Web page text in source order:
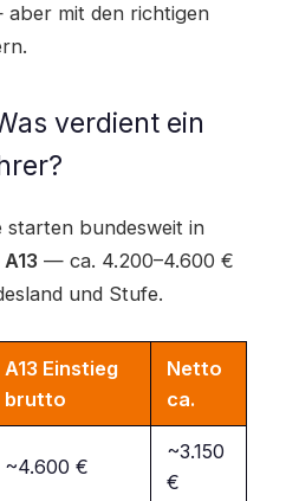
mit den richtigen
verdient ein
starten bundesweit in
— ca. 4.200–4.600 €
und Stufe.
A13 Einstieg
brutto
Netto
ca.
~4.600 €
~3.150
€